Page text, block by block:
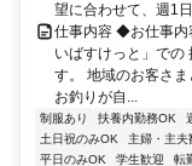
望に合わせて、週1
仕事内容 ◆お仕事内
いばすけっと」での
す。 地域のお客さ
お釣りが自...
制服あり 扶養内勤務OK
土日祝のみOK
主婦・主夫
平日のみOK
学生歓迎 転